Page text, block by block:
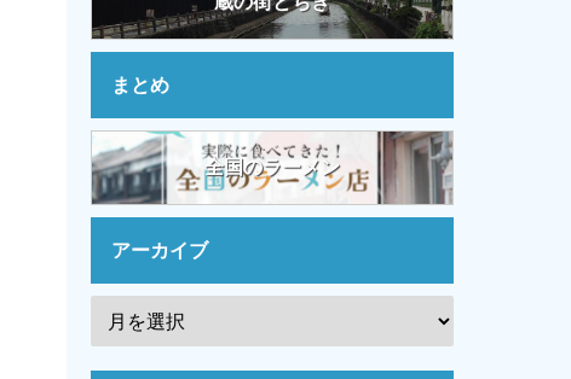
まとめ
全国のラーメン
アーカイブ